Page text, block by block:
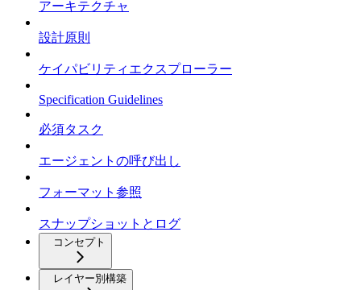
アーキテクチャ
設計原則
ケイパビリティエクスプローラー
Specification Guidelines
必須タスク
エージェントの呼び出し
フォーマット参照
スナップショットとログ
コンセプト
レイヤー別構築